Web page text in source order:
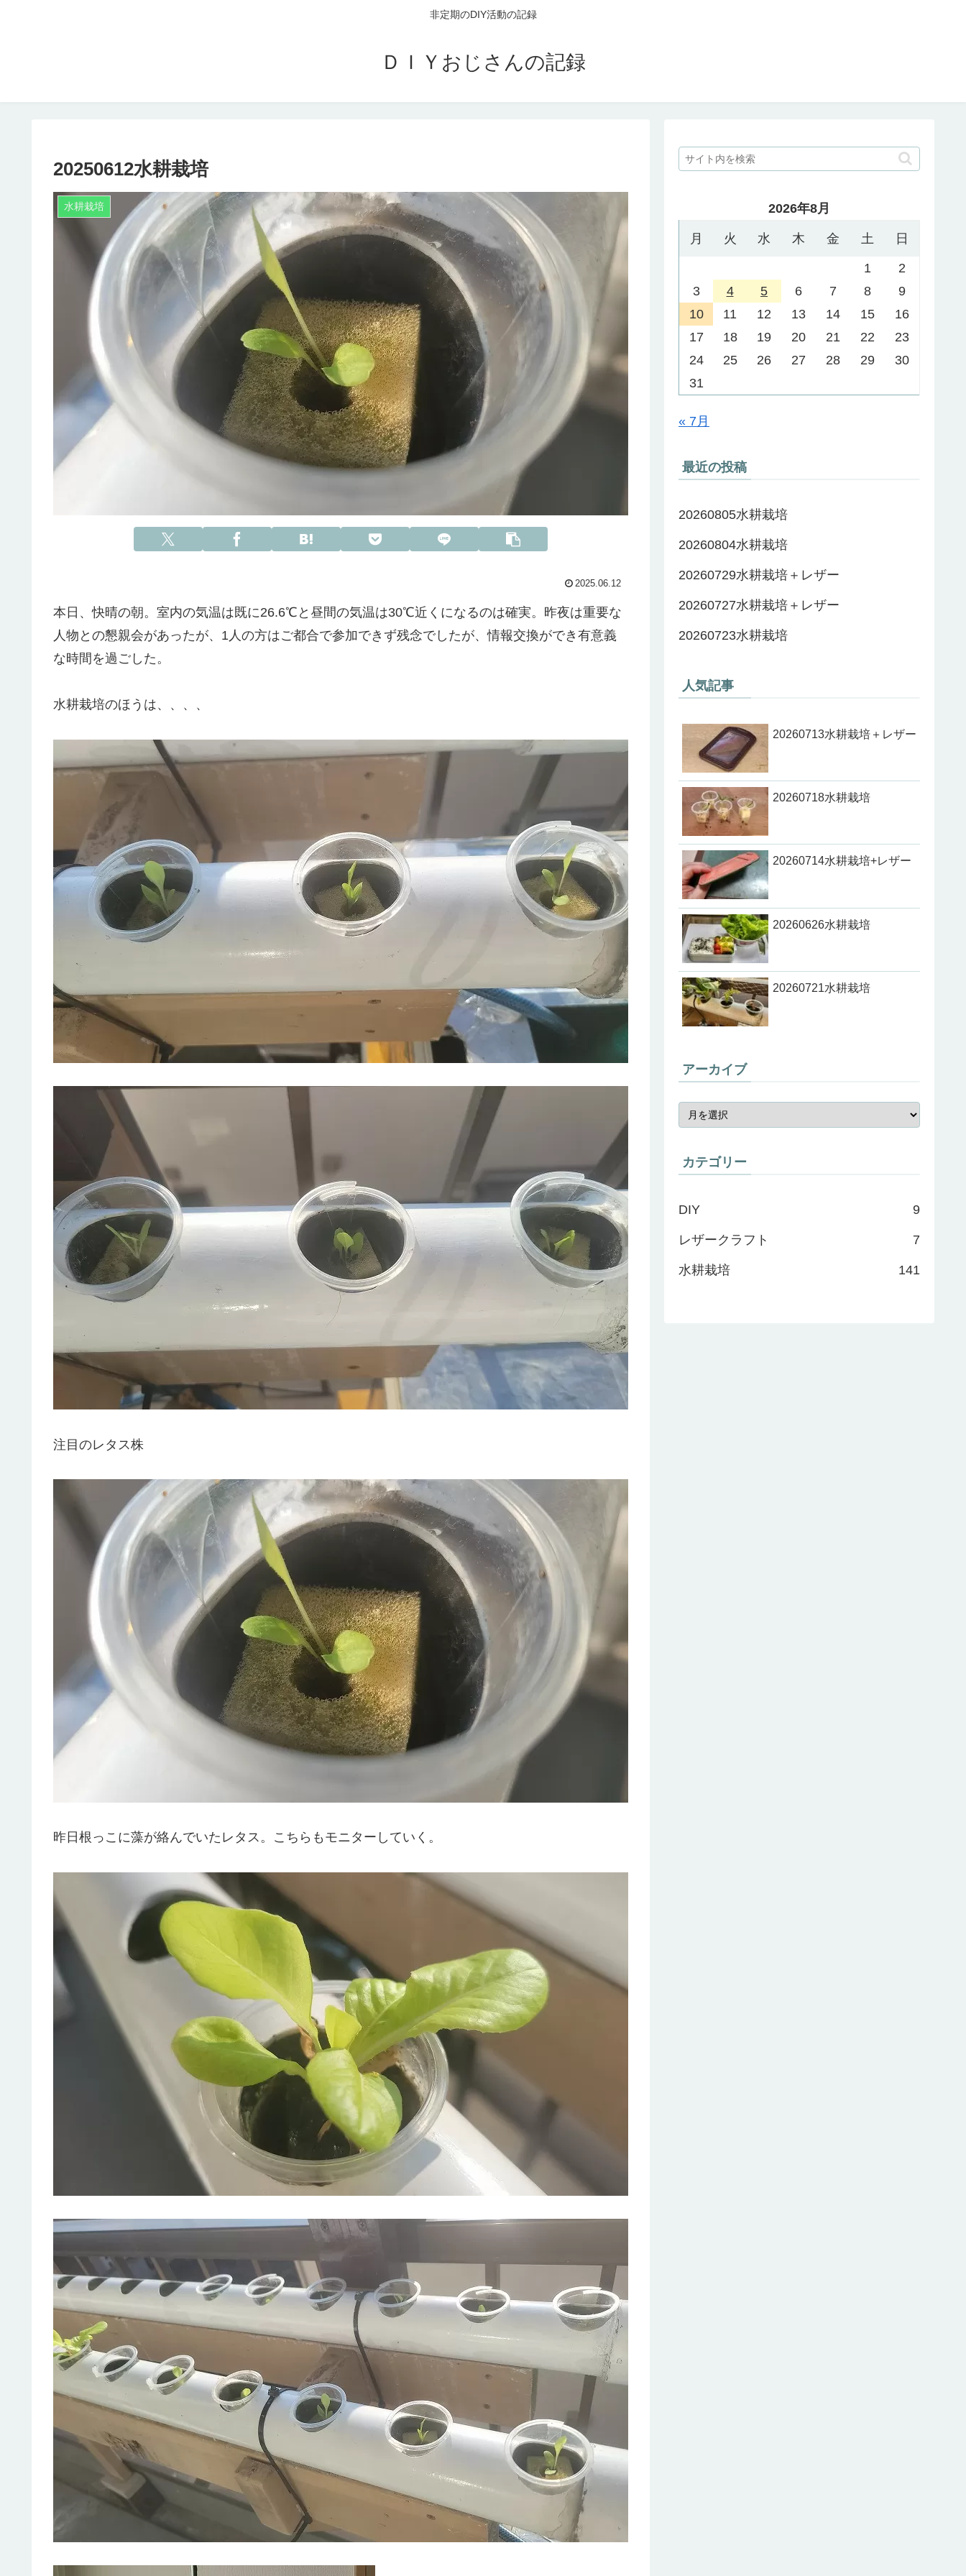
非定期のDIY活動の記録
ＤＩＹおじさんの記録
20250612水耕栽培
水耕栽培
2025.06.12
本日、快晴の朝。室内の気温は既に26.6℃と昼間の気温は30℃近くになるのは確実。昨夜は重要な
人物との懇親会があったが、1人の方はご都合で参加できず残念でしたが、情報交換ができ有意義
な時間を過ごした。
水耕栽培のほうは、、、、
注目のレタス株
昨日根っこに藻が絡んでいたレタス。こちらもモニターしていく。
2026年8月
月 火 水 木 金 土 日
1
2
3
4 5 6 7 8
9
10
11 12 13 14 15
16
17
18 19 20 21 22
23
24
25 26 27 28 29
30
31
« 7月
最近の投稿
20260805水耕栽培
20260804水耕栽培
20260729水耕栽培＋レザー
20260727水耕栽培＋レザー
20260723水耕栽培
人気記事
20260713水耕栽培＋レザー
20260718水耕栽培
20260714水耕栽培+レザー
20260626水耕栽培
20260721水耕栽培
アーカイブ
カテゴリー
DIY 9
レザークラフト 7
水耕栽培 141